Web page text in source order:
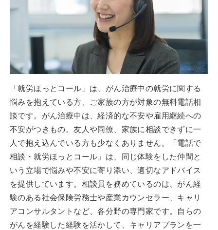
「就労ほっとコール」は、がん治療中の就労に関する
悩みを抱えている方、ご家族の方が対象の無料電話相
談です。がん治療中は、経済的な不安や雇用継続への
不安がつきもの。友人や同僚、家族に相談できずに一
人で抱え込んでいる方も少なくありません。「電話で
相談・就労ほっとコール」は、同じ体験をした仲間と
いう立場で悩みや不安に寄り添い、適切なアドバイス
を提供しています。相談員を務めているのは、がん経
験のある社会保険労務士や産業カウンセラー、キャリ
アコンサルタントなど、各分野の専門家です。自らの
がんを経験した経験を活かして、キャリアプランを一